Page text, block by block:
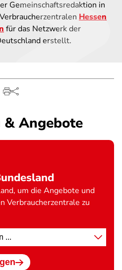
Gemeinschaftsredaktion in
Hessen
für das Netzwerk der
erstellt.
Angebote
um die Angebote und
Verbraucherzentrale zu